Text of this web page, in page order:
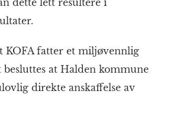
dette lett resultere i
KOFA fatter et miljøvennlig
besluttes at Halden kommune
direkte anskaffelse av